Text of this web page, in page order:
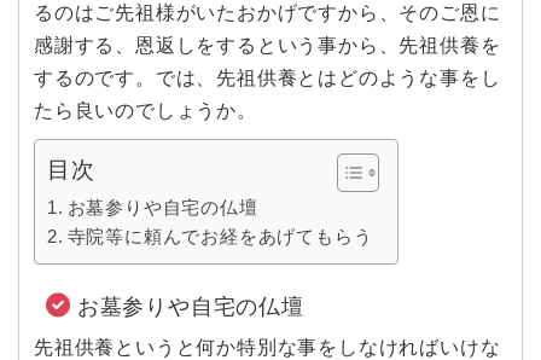
るのはご先祖様がいたおかげですから、そのご恩に
感謝する、恩返しをするという事から、先祖供養を
するのです。では、先祖供養とはどのような事をし
たら良いのでしょうか。
目次
お墓参りや自宅の仏壇
寺院等に頼んでお経をあげてもらう
お墓参りや自宅の仏壇
先祖供養というと何か特別な事をしなければいけな